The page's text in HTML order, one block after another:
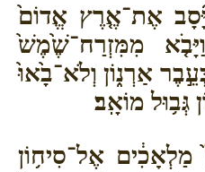
אֶת־אֶ֤רֶץ אֱדוֹם֙
מִמִּזְרַח־שֶׁ֙מֶשׁ֙
אַרְנ֑וֹן וְלֹא־בָ֙אוּ֙
גְּב֥וּל מוֹאָֽב׃
אֶל־סִיח֥וֹן